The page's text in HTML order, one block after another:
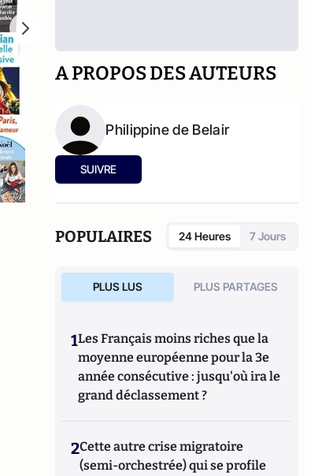
A PROPOS DES AUTEURS
Philippine de Belair
SUIVRE
POPULAIRES 24 Heures 7 Jours
PLUS LUS PLUS PARTAGES
1Les Français moins riches que la
moyenne européenne pour la 3e
année consécutive : jusqu'où ira le
grand déclassement ?
2Cette autre crise migratoire
(semi-orchestrée) qui se profile